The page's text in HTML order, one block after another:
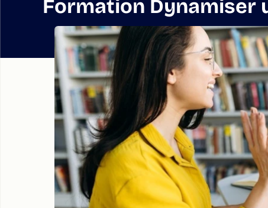
Formation Dynamiser